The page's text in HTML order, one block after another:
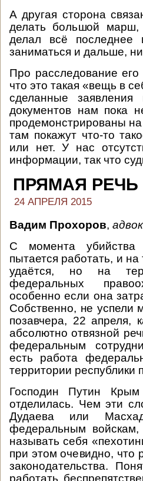
А другая сторона
делать большой марш,
делал всё
заниматься и дальше,
Про расследование его
что это такая «вещь в
сделанные
документов нам пока
продемонстрированы
там покажут что-то
или нет. У нас
информации, так что
ПРЯМАЯ РЕЧЬ
24 АПРЕЛЯ 2015
Вадим Прохоров,
С момента убийства
пытается работать, и
удаётся, но на
федеральных
особенно если она
Собственно, не успели
позавчера, 22 апреля,
абсолютно отвязной
федеральным
есть работа
территории республики
Господин Путин
отделилась. Чем эти
Дудаева или
федеральным
называть себя
при этом очевидно, что
законодательства.
работать